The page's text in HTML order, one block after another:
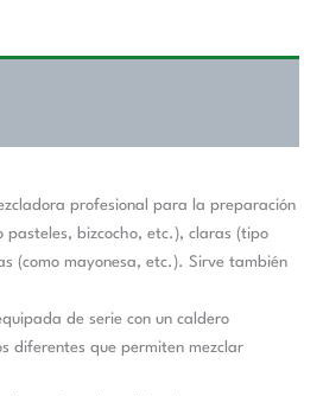
profesional para la preparación
pasteles, bizcocho, etc.), claras (tipo
(como mayonesa, etc.). Sirve también
de serie con un caldero
diferentes que permiten mezclar